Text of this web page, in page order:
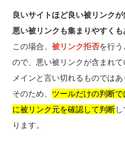
良いサイトほど良い被リンク
悪い被リンクも集まりやすくも
この場合、 被リンク拒否を行う
ので、悪い被リンクが含まれ
メインと言い切れるものではあ
そのため、 ツールだけの判断
に被リンク元を確認して判断
ります。